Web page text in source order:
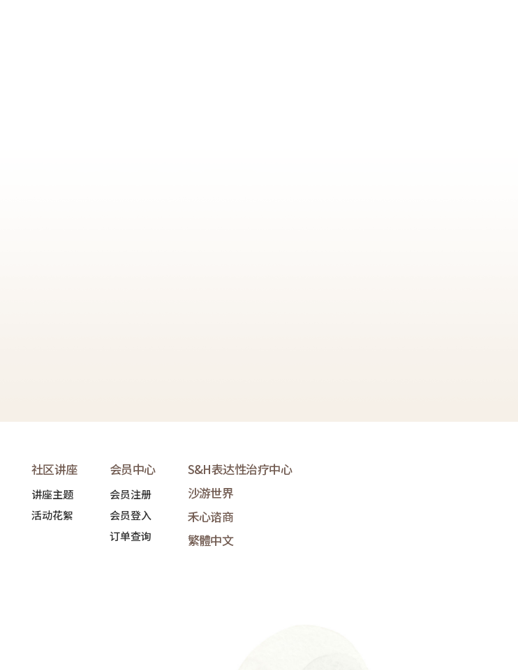
社区讲座
讲座主题
活动花絮
会员中心
会员注册
会员登入
订单查询
S&H表达性治疗中心
沙游世界
禾心谘商
繁體中文